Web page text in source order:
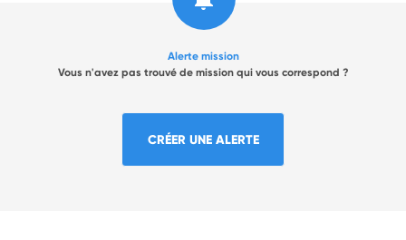
Alerte mission
Vous n'avez pas trouvé de mission qui vous correspond ?
CRÉER UNE ALERTE